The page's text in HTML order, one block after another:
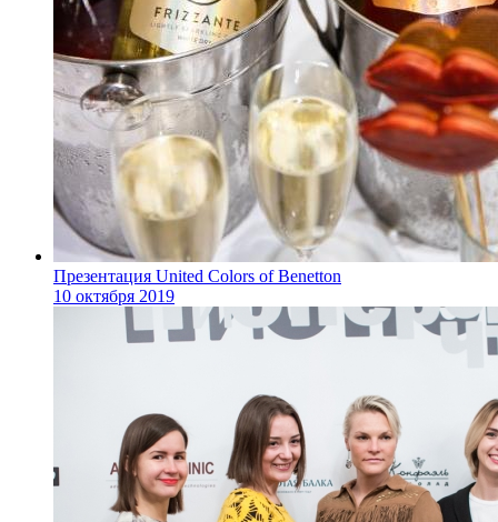
Презентация United Colors of Benetton
10 октября 2019